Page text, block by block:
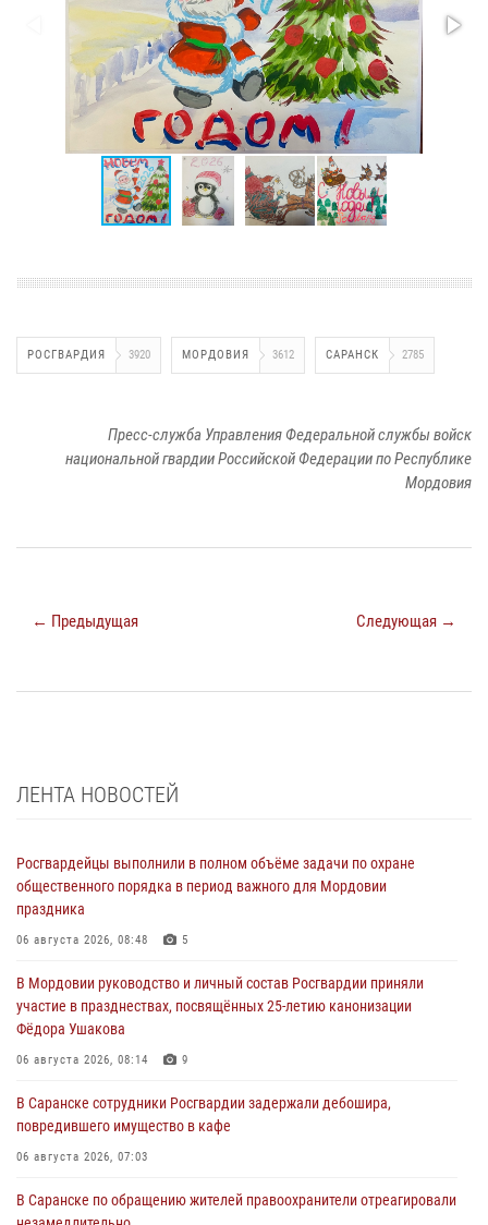
РОСГВАРДИЯ 3920 МОРДОВИЯ 3612 САРАНСК 2785
Пресс-служба Управления Федеральной службы войск
национальной гвардии Российской Федерации по Республике
Мордовия
← Предыдущая Следующая →
ЛЕНТА НОВОСТЕЙ
Росгвардейцы выполнили в полном объёме задачи по охране
общественного порядка в период важного для Мордовии
праздника
06 августа 2026, 08:48 5
В Мордовии руководство и личный состав Росгвардии приняли
участие в празднествах, посвящённых 25-летию канонизации
Фёдора Ушакова
06 августа 2026, 08:14 9
В Саранске сотрудники Росгвардии задержали дебошира,
повредившего имущество в кафе
06 августа 2026, 07:03
В Саранске по обращению жителей правоохранители отреагировали